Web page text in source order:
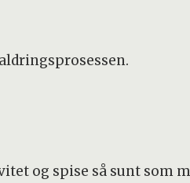
og spise så sunt som